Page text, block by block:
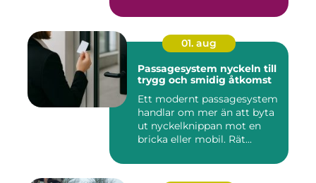
01. aug
Passagesystem nyckeln till
trygg och smidig åtkomst
Ett modernt passagesystem
handlar om mer än att byta
ut nyckelknippan mot en
bricka eller mobil. Rät...